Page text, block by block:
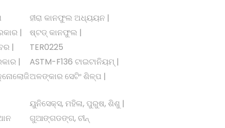
ହୀରା କାନଫୁଲ ଅଧ୍ୟୟନ |
|
ଷ୍ଟଡ୍ କାନଫୁଲ |
|
TER0225
|
ASTM-F136 ଟାଇଟାନିୟମ୍ |
ଅଳଙ୍କାର ସେଟିଂ ଶିଳ୍ପ |
ୟୁନିସେକ୍ସ, ମହିଳା, ପୁରୁଷ, ଶିଶୁ |
ଗୁଆଙ୍ଗଡଙ୍ଗ, ଚୀନ୍